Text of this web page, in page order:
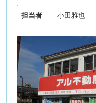
担当者 小田雅也